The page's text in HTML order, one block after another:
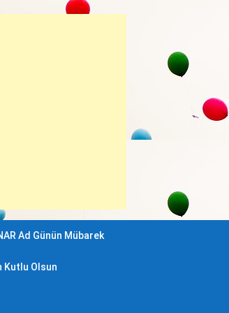
Ad Günün Mübarek
Kutlu Olsun